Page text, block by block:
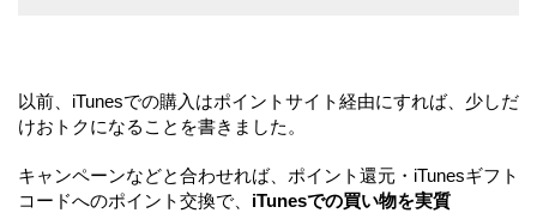
以前、iTunesでの購入はポイントサイト経由にすれば、少しだ
けおトクになることを書きました。
キャンペーンなどと合わせれば、ポイント還元・iTunesギフト
コードへのポイント交換で、 iTunesでの買い物を実質